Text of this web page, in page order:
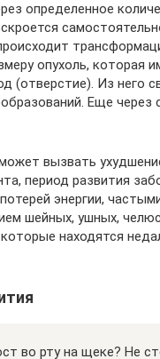
определенное
опухоль, которая
(отверстие). Из него
Еще через
вызвать
период развития
энергии,
шейных, ушных,
находятся
во рту на щеке? Не